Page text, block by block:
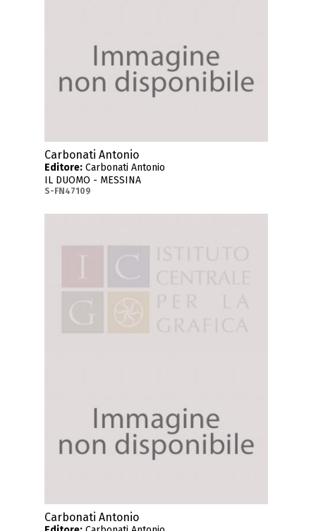
Carbonati Antonio
Editore: Carbonati Antonio
IL DUOMO - MESSINA
S-FN47109
Carbonati Antonio